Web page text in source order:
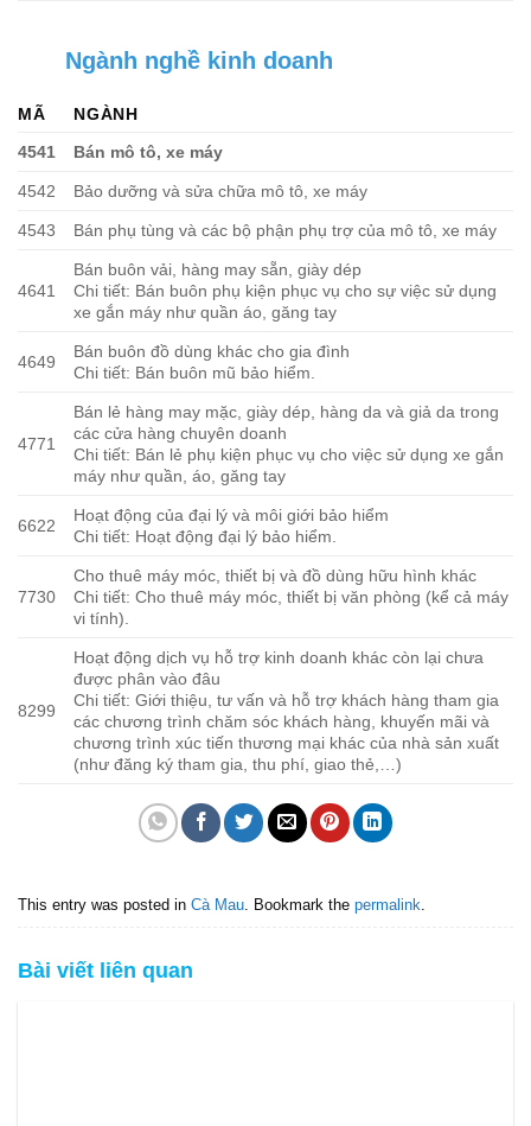
Ngành nghề kinh doanh
MÃ
NGÀNH
4541
Bán mô tô, xe máy
4542 Bảo dưỡng và sửa chữa mô tô, xe máy
4543 Bán phụ tùng và các bộ phận phụ trợ của mô tô, xe máy
4641
Bán buôn vải, hàng may sẵn, giày dép
Chi tiết: Bán buôn phụ kiện phục vụ cho sự việc sử dụng
xe gắn máy như quần áo, găng tay
4649
Bán buôn đồ dùng khác cho gia đình
Chi tiết: Bán buôn mũ bảo hiểm.
4771
Bán lẻ hàng may mặc, giày dép, hàng da và giả da trong
các cửa hàng chuyên doanh
Chi tiết: Bán lẻ phụ kiện phục vụ cho việc sử dụng xe gắn
máy như quần, áo, găng tay
6622
Hoạt động của đại lý và môi giới bảo hiểm
Chi tiết: Hoạt động đại lý bảo hiểm.
7730
Cho thuê máy móc, thiết bị và đồ dùng hữu hình khác
Chi tiết: Cho thuê máy móc, thiết bị văn phòng (kể cả máy
vi tính).
8299
Hoạt động dịch vụ hỗ trợ kinh doanh khác còn lại chưa
được phân vào đâu
Chi tiết: Giới thiệu, tư vấn và hỗ trợ khách hàng tham gia
các chương trình chăm sóc khách hàng, khuyến mãi và
chương trình xúc tiến thương mại khác của nhà sản xuất
(như đăng ký tham gia, thu phí, giao thẻ,…)
This entry was posted in Cà Mau. Bookmark the permalink.
Bài viết liên quan